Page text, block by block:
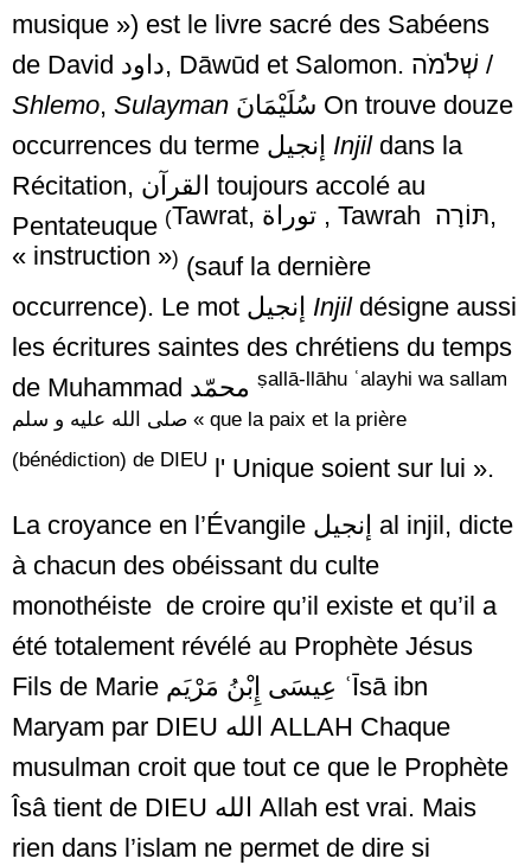
musique ») est le livre sacré des Sabéens
de David داود, Dāwūd et Salomon. שְׁלֹמֹה /
Shlemo, Sulayman سُلَيْمَانَ On trouve douze
occurrences du terme إنجيل Injildans la
Récitation, القرآن toujours accolé au
Pentateuque (Tawrat, توراة , Tawrah תּוֹרָה,
« instruction ») (sauf la dernière
occurrence). Le mot إنجيل Injildésigne aussi
les écritures saintes des chrétiens du temps
de Muhammad محمّد ṣallā-llāhu ʿalayhi wa sallam
صلى الله عليه و سلم « que la paix et la prière
(bénédiction) de DIEU l' Unique soient sur lui ».
La croyance en l’Évangile إنجيل al injil, dicte
à chacun des obéissant du culte
monothéiste de croire qu’il existe et qu’il a
été totalement révélé au Prophète Jésus
Fils de Marie عِيسَى إِبْنُ مَرْيَم ʿĪsā ibn
Maryam par DIEU الله ALLAH Chaque
musulman croit que tout ce que le Prophète
Îsâ tient de DIEU الله Allah est vrai. Mais
rien dans l’islam ne permet de dire si